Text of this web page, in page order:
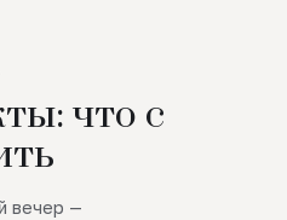
что с
вечер —